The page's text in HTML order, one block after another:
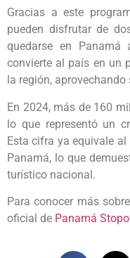
Gracias a este
pueden disfrutar de
quedarse en
convierte al país en un
la región,
En 2024, más de 160
lo que representó un
Esta cifra ya equivale
Panamá, lo que
turístico nacional.
Para conocer más
oficial de Panamá